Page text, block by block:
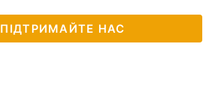
ПІДТРИМАЙТЕ НАС